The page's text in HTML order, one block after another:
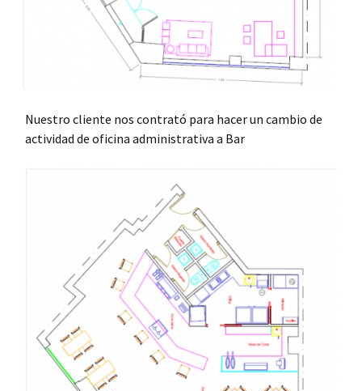
Nuestro cliente nos contrató para hacer un cambio de
actividad de oficina administrativa a Bar